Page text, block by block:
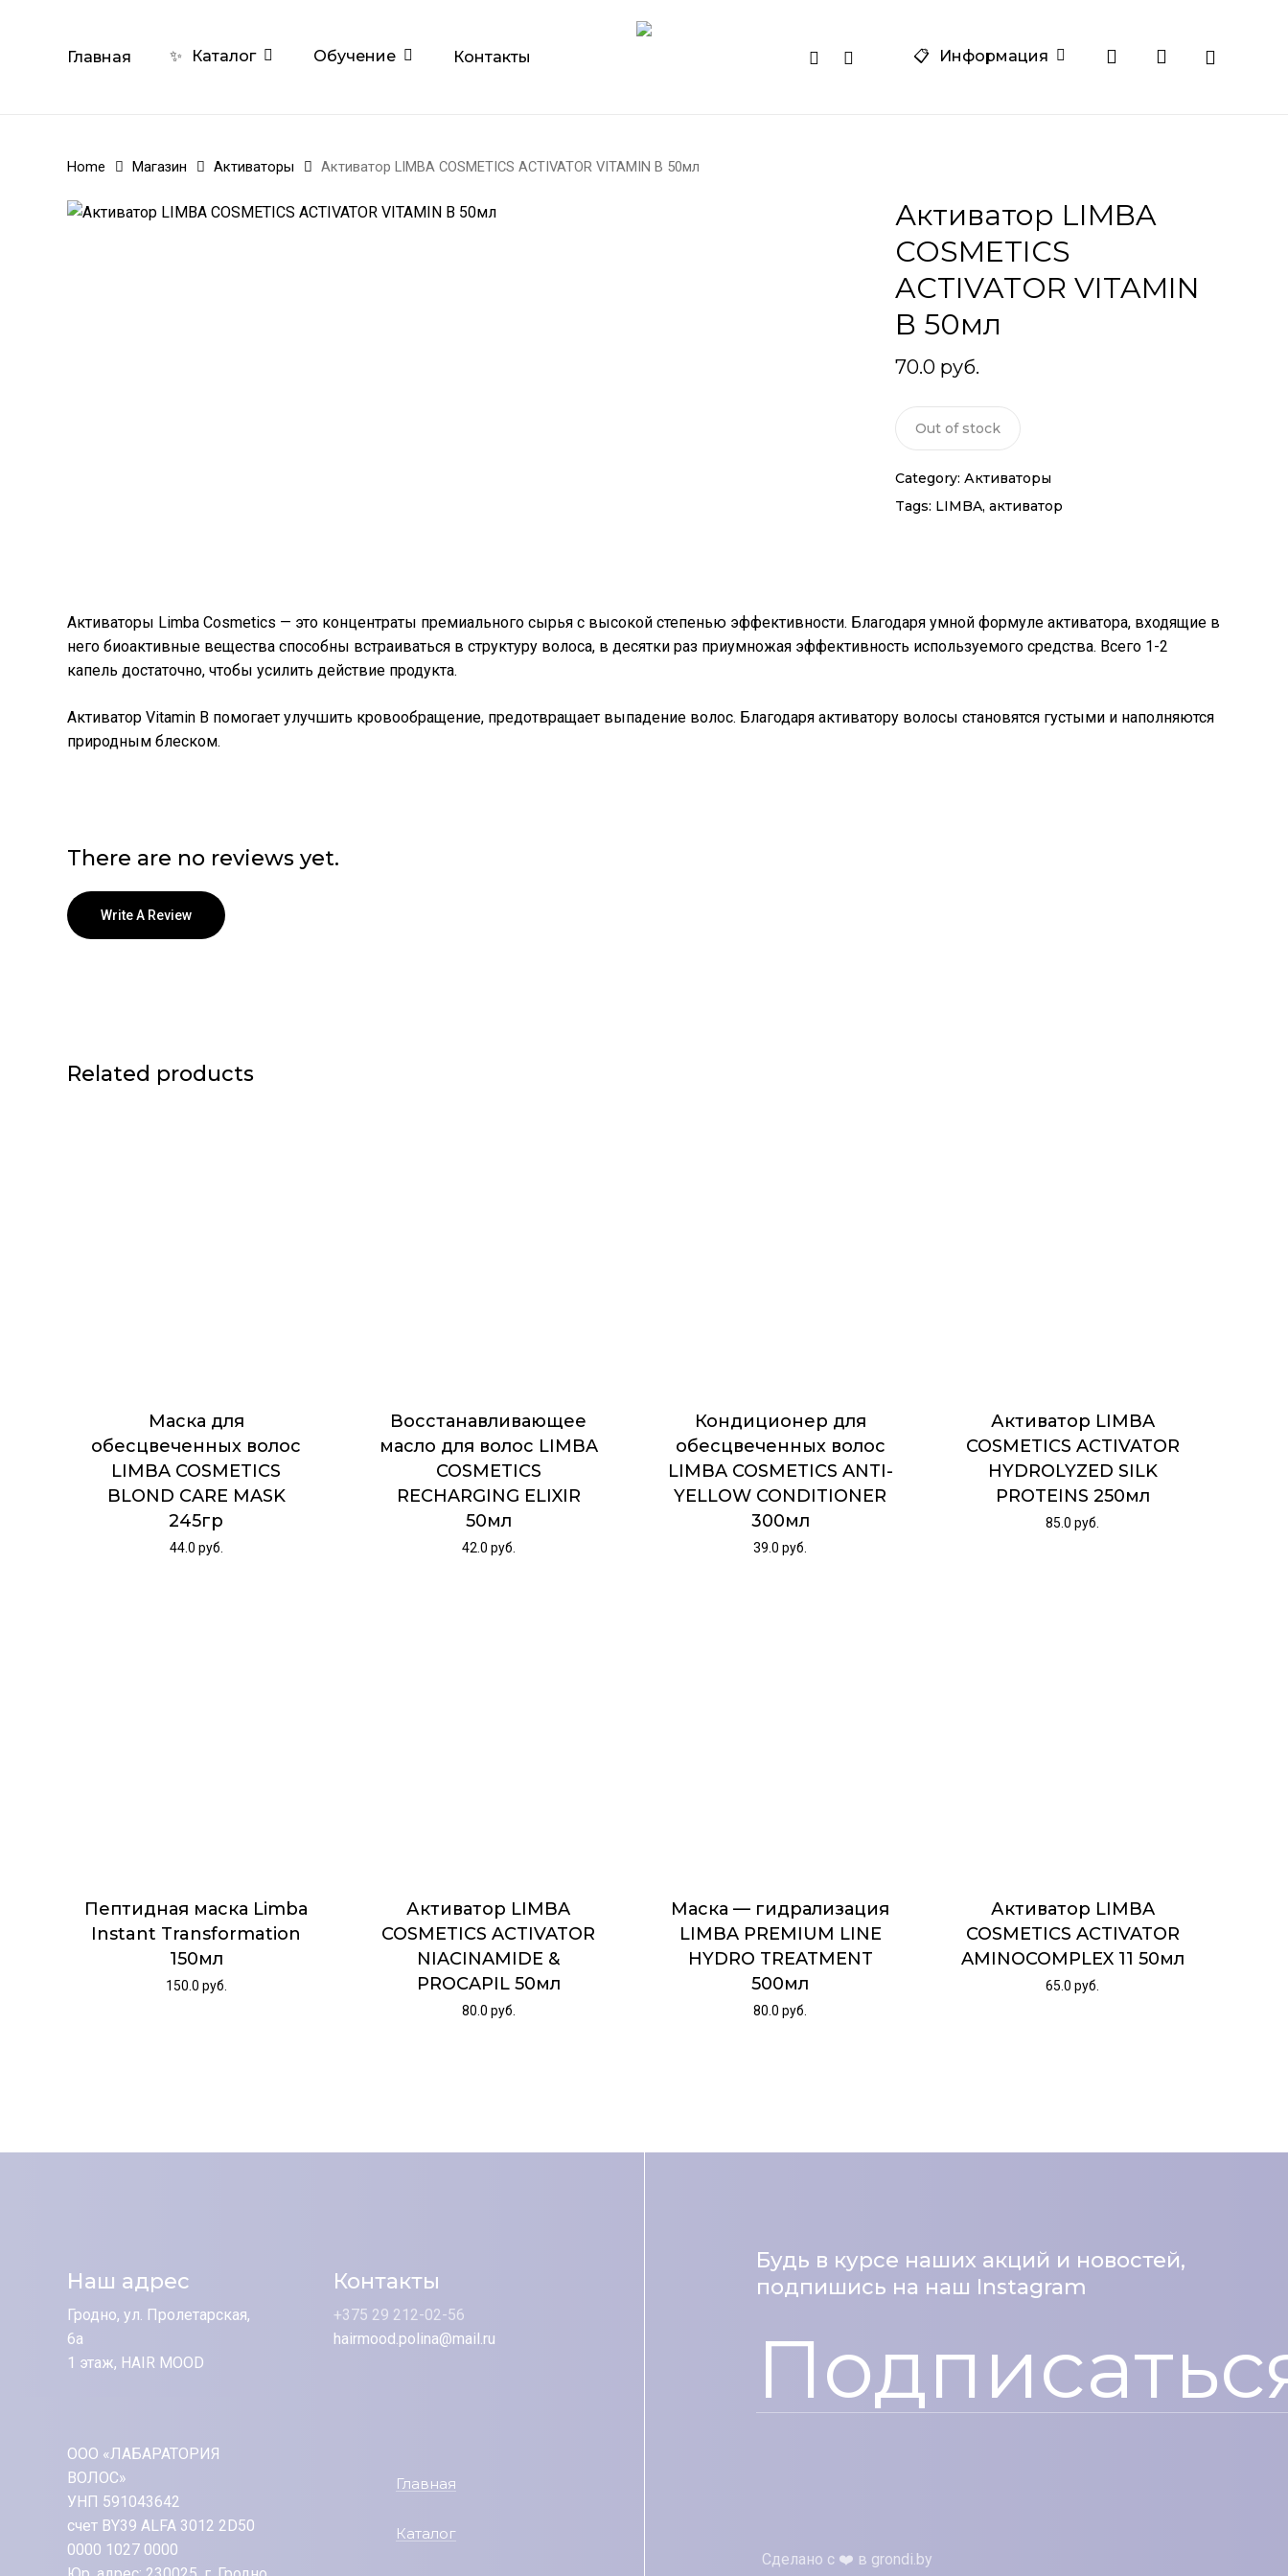
Главная ✨ Каталог Обучение Контакты 📋 Информация search account
instagram
phone
Home Магазин Активаторы Активатор LIMBA COSMETICS ACTIVATOR VITAMIN B 50мл
Активатор LIMBA
COSMETICS
ACTIVATOR VITAMIN
B 50мл
70.0 руб.
Out of stock
Category: Активаторы
Tags: LIMBA, активатор
Активаторы Limba Cosmetics — это концентраты премиального сырья с высокой степенью эффективности. Благодаря умной формуле активатора, входящие в
него биоактивные вещества способны встраиваться в структуру волоса, в десятки раз приумножая эффективность используемого средства. Всего 1-2
капель достаточно, чтобы усилить действие продукта.
Активатор Vitamin B помогает улучшить кровообращение, предотвращает выпадение волос. Благодаря активатору волосы становятся густыми и наполняются
природным блеском.
There are no reviews yet.
Write A Review
Related products
Маска для
обесцвеченных волос
LIMBA COSMETICS
BLOND CARE MASK
245гр
44.0 руб.
Восстанавливающее
масло для волос LIMBA
COSMETICS
RECHARGING ELIXIR
50мл
42.0 руб.
Кондиционер для
обесцвеченных волос
LIMBA COSMETICS ANTI-
YELLOW CONDITIONER
300мл
39.0руб.
Активатор LIMBA
COSMETICS ACTIVATOR
HYDROLYZED SILK
PROTEINS 250мл
85.0руб.
Пептидная маска Limba
Instant Transformation
150мл
150.0 руб.
Активатор LIMBA
COSMETICS ACTIVATOR
NIACINAMIDE &
PROCAPIL 50мл
80.0 руб.
Маска — гидрализация
LIMBA PREMIUM LINE
HYDRO TREATMENT
500мл
80.0руб.
Активатор LIMBA
COSMETICS ACTIVATOR
AMINOCOMPLEX 11 50мл
65.0руб.
Наш адрес
Гродно, ул. Пролетарская,
6а
1 этаж, HAIR MOOD
Контакты
+375 29 212-02-56
hairmood.polina@mail.ru
ООО «ЛАБАРАТОРИЯ
ВОЛОС»
УНП 591043642
счет BY39 ALFA 3012 2D50
0000 1027 0000
Главная
Каталог
Будь в курсе наших акций и новостей,
подпишись на наш Instagram
Сделано с ❤️ в grondi.by